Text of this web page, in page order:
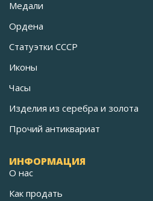
Медали
Ордена
Статуэтки СССР
Иконы
Часы
Изделия из серебра и золота
Прочий антиквариат
ИНФОРМАЦИЯ
О нас
Как продать